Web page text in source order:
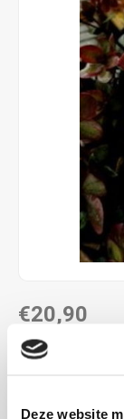
Deze website
€20,90
DIRECT